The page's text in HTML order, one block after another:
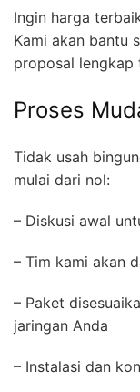
Ingin harga
Kami akan bantu
proposal lengkap
Proses
Tidak usah
mulai dari nol:
– Diskusi awal
– Tim kami akan
– Paket
jaringan Anda
– Instalasi dan